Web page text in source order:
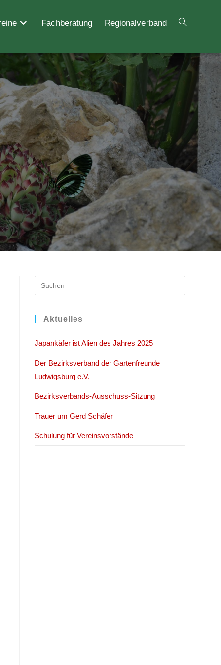
Fachberatung Regionalverband Website-
Suche
umschalten
Escape
Aktuelles
Japankäfer ist Alien des Jahres 2025
Der Bezirksverband der Gartenfreunde
Ludwigsburg e.V.
Bezirksverbands-Ausschuss-Sitzung
Trauer um Gerd Schäfer
Schulung für Vereinsvorstände